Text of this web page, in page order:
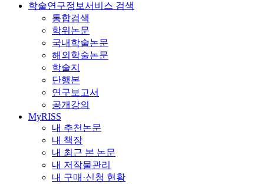
학술연구정보서비스 검색
통합검색
학위논문
국내학술논문
해외학술논문
학술지
단행본
연구보고서
공개강의
MyRISS
내 추천논문
내 책장
내 최근 본 논문
내 저작물관리
내 구매·신청 현황